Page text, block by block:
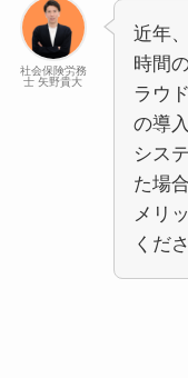
社会保険労務
士 矢野貴大
近年
時間
ラウ
の導
シス
た場
メリ
くだ